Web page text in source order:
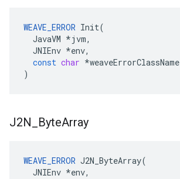
WEAVE_ERROR Init(
JavaVM *jvm,
JNIEnv *env,
const char *weaveErrorClassName
)
J2N ByteArray
WEAVE_ERROR J2N_ByteArray(
  JNIEnv
*env,